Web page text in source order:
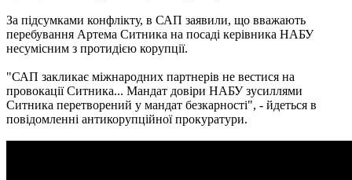
За підсумками конфлікту, в САП заявили, що вважають
перебування Артема Ситника на посаді керівника НАБУ
несумісним з протидією корупції.
"САП закликає міжнародних партнерів не вестися на
провокації Ситника... Мандат довіри НАБУ зусиллями
Ситника перетворений у мандат безкарності", - йдеться в
повідомленні антикорупційної прокуратури.